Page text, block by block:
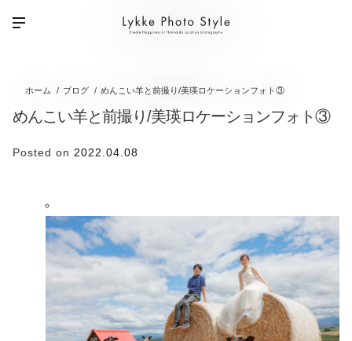
ホーム ブログ めんこい羊と前撮り/美瑛ロケーションフォト③
めんこい羊と前撮り/美瑛ロケーションフォト③
Posted on 2022.04.08